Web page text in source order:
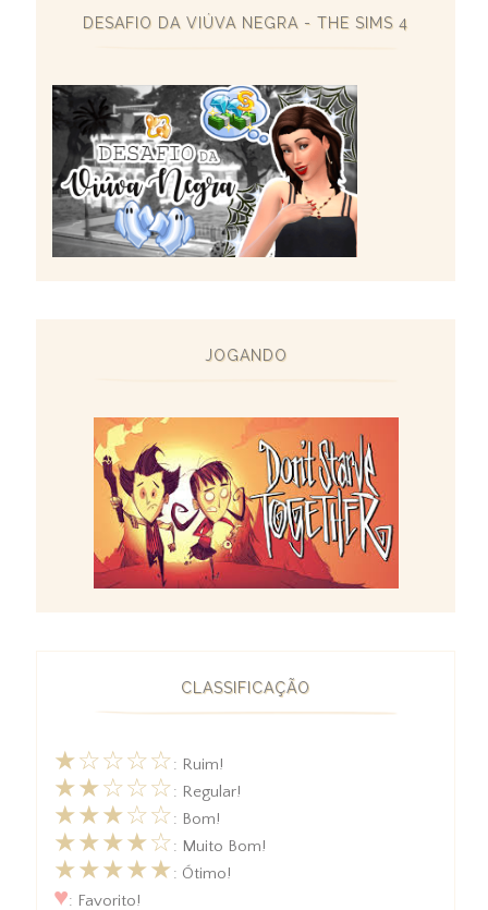
DESAFIO DA VIÚVA NEGRA - THE SIMS 4
JOGANDO
CLASSIFICAÇÃO
★☆☆☆☆: Ruim!
★★☆☆☆: Regular!
★★★☆☆: Bom!
★★★★☆: Muito Bom!
★★★★★: Ótimo!
♥: Favorito!